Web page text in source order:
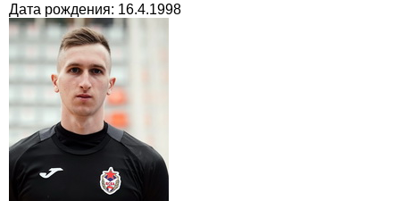
Дата рождения: 16.4.1998